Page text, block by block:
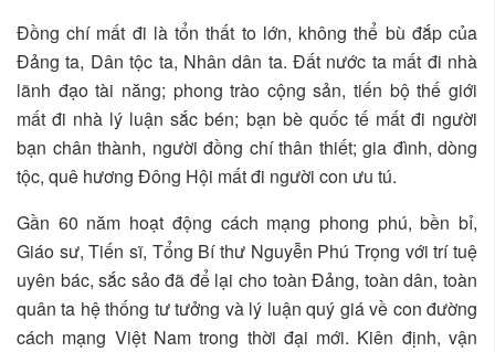
Đồng chí mất đi là tổn thất to lớn, không thể bù đắp của
Đảng ta, Dân tộc ta, Nhân dân ta. Đất nước ta mất đi nhà
lãnh đạo tài năng; phong trào cộng sản, tiến bộ thế giới
mất đi nhà lý luận sắc bén; bạn bè quốc tế mất đi người
bạn chân thành, người đồng chí thân thiết; gia đình, dòng
tộc, quê hương Đông Hội mất đi người con ưu tú.
Gần 60 năm hoạt động cách mạng phong phú, bền bỉ,
Giáo sư, Tiến sĩ, Tổng Bí thư Nguyễn Phú Trọng với trí tuệ
uyên bác, sắc sảo đã để lại cho toàn Đảng, toàn dân, toàn
quân ta hệ thống tư tưởng và lý luận quý giá về con đường
cách mạng Việt Nam trong thời đại mới. Kiên định, vận